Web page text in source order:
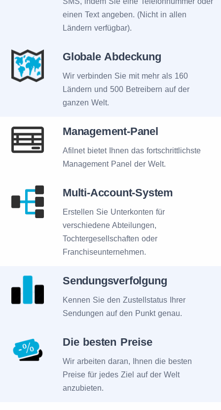
einen Text angeben. (Nicht in allen
Ländern verfügbar).
Globale Abdeckung
Wir verbinden Sie mit mehr als 160
Ländern und 500 Betreibern auf der
ganzen Welt.
Management-Panel
Afilnet bietet Ihnen das fortschrittlichste
Management Panel der Welt.
Multi-Account-System
Erstellen Sie Unterkonten für
verschiedene Abteilungen,
Tochtergesellschaften oder
Franchiseunternehmen.
Sendungsverfolgung
Kennen Sie den Zustellstatus Ihrer
Sendungen auf den Punkt genau.
Die besten Preise
Wir arbeiten daran, Ihnen die besten
Preise für jedes Ziel auf der Welt
anzubieten.